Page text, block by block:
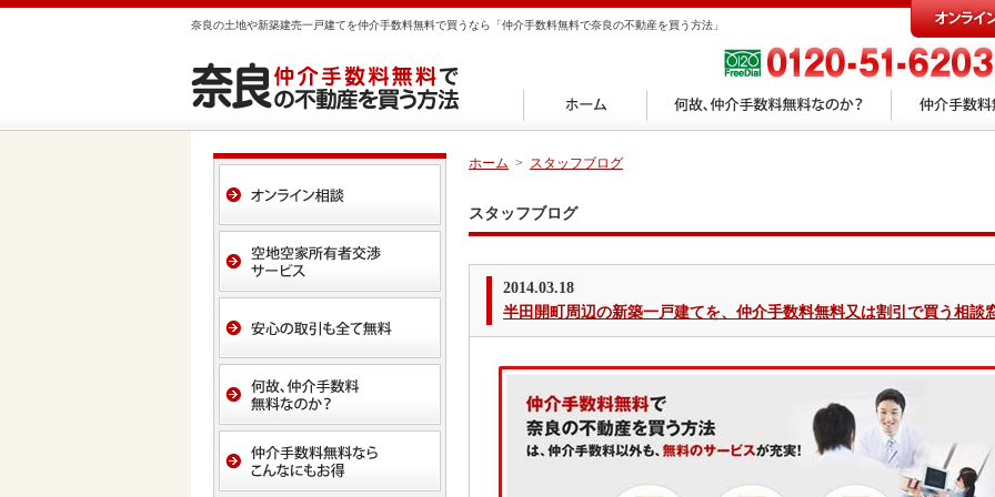
奈良の土地や新築建売一戸建てを仲介手数料無料で買うなら「仲介手数料無料で奈良の不動産を買う方法」
ホーム > スタッフブログ
スタッフブログ
2014.03.18
半田開町周辺の新築一戸建てを、仲介手数料無料又は割引で買う相談